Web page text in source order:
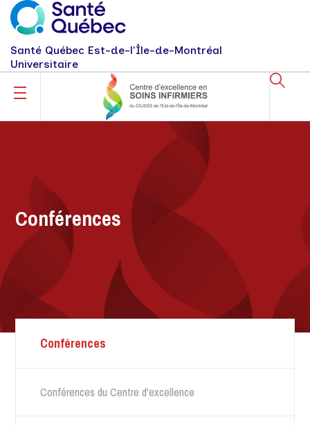
Santé Québec Est-de-l'Île-de-Montréal
Universitaire
Conférences
Conférences
Conférences du Centre d'excellence